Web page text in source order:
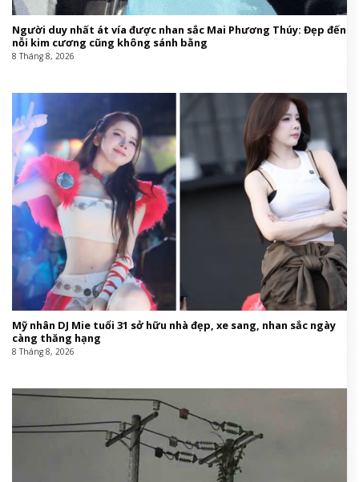
Người duy nhất át vía được nhan sắc Mai Phương Thúy: Đẹp đến
nỗi kim cương cũng không sánh bằng
8 Tháng 8, 2026
Mỹ nhân DJ Mie tuổi 31 sở hữu nhà đẹp, xe sang, nhan sắc ngày
càng thăng hạng
8 Tháng 8, 2026